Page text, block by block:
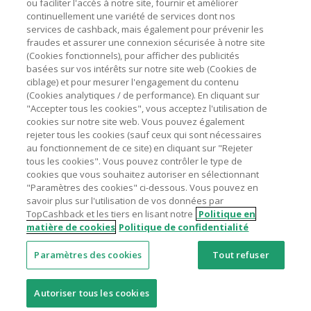
livraison/d’emballage/de service.
L'utilisation de plugins tels que Honey, AdBlock, uBlock, Pi-
hole et VPN peut bloquer le suivi de votre commande.
Pour chaque nouvelle transaction, il faut revenir sur
TopCashback et cliquer sur le bouton rose de cashback
pour accéder au site marchand et faire votre achat.
Assurez-vous que le lien TopCashback est le dernier lien
utilisé pour visiter le site marchand avant de finaliser votre
achat.
Tout compte impliqué dans des commandes ou activités
frauduleuses pour manipuler le système de cashback sera
clôturé et leur cashback confisqué.
Astuces pour économiser
A propos de
Contactez-nous
Mentions légales
Nos sites UK US CN JP DE AU
© 2005 - 2026 TopCashback Group Limited
ou faciliter l'accès à notre site, fournir et améliorer
continuellement une variété de services dont nos
services de cashback, mais également pour prévenir les
fraudes et assurer une connexion sécurisée à notre site
(Cookies fonctionnels), pour afficher des publicités
basées sur vos intérêts sur notre site web (Cookies de
ciblage) et pour mesurer l'engagement du contenu
(Cookies analytiques / de performance). En cliquant sur
"Accepter tous les cookies", vous acceptez l'utilisation de
cookies sur notre site web. Vous pouvez également
rejeter tous les cookies (sauf ceux qui sont nécessaires
au fonctionnement de ce site) en cliquant sur "Rejeter
tous les cookies". Vous pouvez contrôler le type de
cookies que vous souhaitez autoriser en sélectionnant
"Paramètres des cookies" ci-dessous. Vous pouvez en
savoir plus sur l'utilisation de vos données par
TopCashback et les tiers en lisant notre Politique en
matière de cookies Politique de confidentialité
Paramètres des cookies Tout refuser
Autoriser tous les cookies